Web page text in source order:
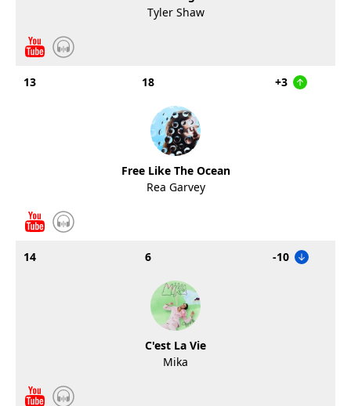
Tyler Shaw
13 18 +3
Free Like The Ocean
Rea Garvey
14 6 -10
C'est La Vie
Mika